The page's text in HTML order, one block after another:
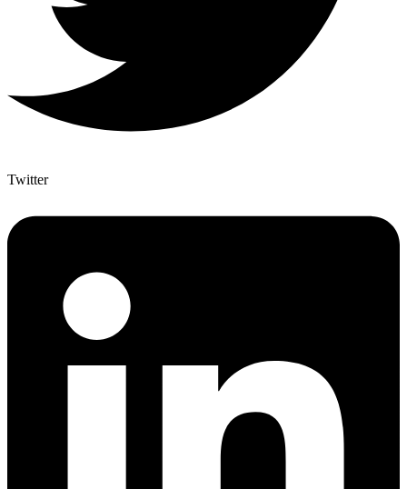
Twitter